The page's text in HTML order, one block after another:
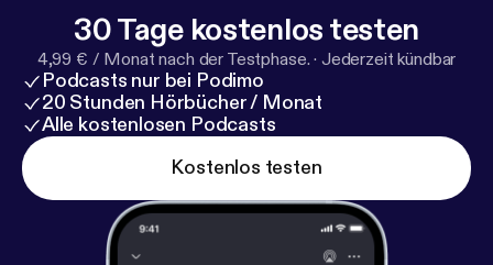
30 Tage kostenlos testen
4,99 € / Monat nach der Testphase. · Jederzeit kündbar
Podcasts nur bei Podimo
20 Stunden Hörbücher / Monat
Alle kostenlosen Podcasts
Kostenlos testen